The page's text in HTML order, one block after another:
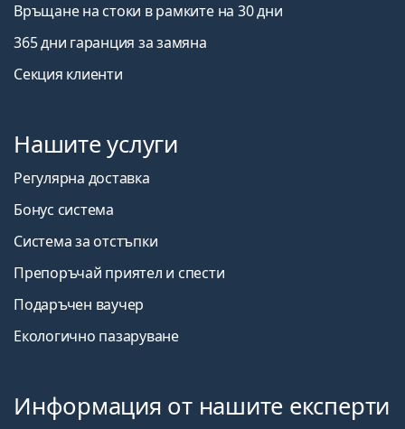
Връщане на стоки в рамките на 30 дни
365 дни гаранция за замяна
Секция клиенти
Нашите услуги
Регулярна доставка
Бонус система
Система за отстъпки
Препоръчай приятел и спести
Подаръчен ваучер
Екологично пазаруване
Информация от нашите експерти